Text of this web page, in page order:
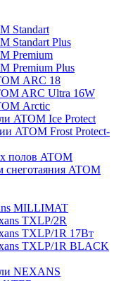
Standart
Standart Plus
Premium
Premium Plus
ARC 18
ARC Ultra 16W
Arctic
ATOM Ice Protect
ATOM Frost Protect-
полов ATOM
ATOM
MILLIMAT
TXLP/2R
TXLP/1R 17Вт
TXLP/1R BLACK
NEXANS